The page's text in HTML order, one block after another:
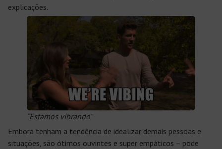
explicações.
“Estamos vibrando”
Embora tenham a tendência de idealizar demais pessoas e
situações, são ótimos ouvintes e super empáticos – pode